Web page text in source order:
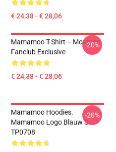
€ 24,38 - € 28,06
Mamamoo T-Shirt – Moomoo
Fanclub Exclusive
€ 24,38 - € 28,06
-20%
Mamamoo Hoodies.
Mamamoo Logo Blauw S
TP0708
-20%